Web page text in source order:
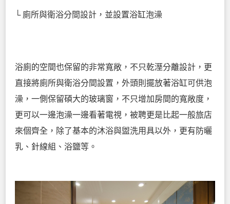
└ 廁所與衛浴分間設計，並設置浴缸泡澡
浴廁的空間也保留的非常寬敞，不只乾溼分離設計，更
直接將廁所與衛浴分間設置，外頭則擺放著浴缸可供泡
澡，一側保留碩大的玻璃窗，不只增加房間的寬敞度，
更可以一邊泡澡一邊看著電視，被聘更是比起一般旅店
來個齊全，除了基本的沐浴與盥洗用具以外，更有防曬
乳、針線組、浴鹽等。